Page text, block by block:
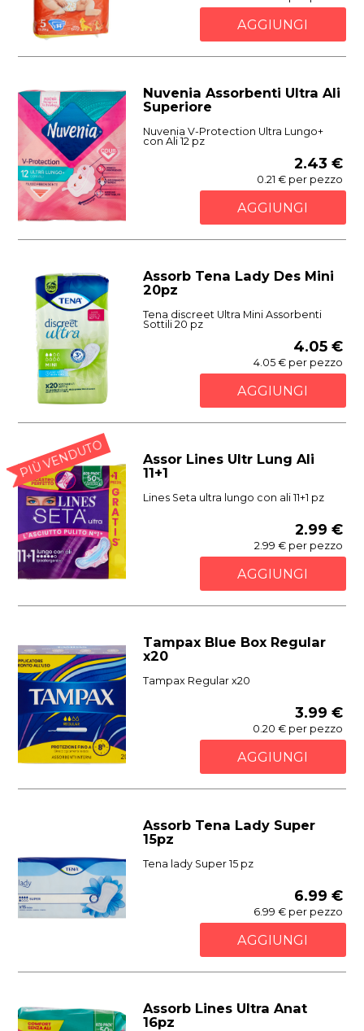
AGGIUNGI
Nuvenia Assorbenti Ultra Ali
Superiore
Nuvenia V-Protection Ultra Lungo+
con Ali 12 pz
2.43 €
0.21 € per pezzo
AGGIUNGI
Assorb Tena Lady Des Mini
20pz
Tena discreet Ultra Mini Assorbenti
Sottili 20 pz
4.05 €
4.05 € per pezzo
AGGIUNGI
PIÙ VENDUTO
Assor Lines Ultr Lung Ali
11+1
Lines Seta ultra lungo con ali 11+1 pz
2.99 €
2.99 € per pezzo
AGGIUNGI
Tampax Blue Box Regular
x20
Tampax Regular x20
3.99 €
0.20 € per pezzo
AGGIUNGI
Assorb Tena Lady Super
15pz
Tena lady Super 15 pz
6.99 €
6.99 € per pezzo
AGGIUNGI
Assorb Lines Ultra Anat
16pz